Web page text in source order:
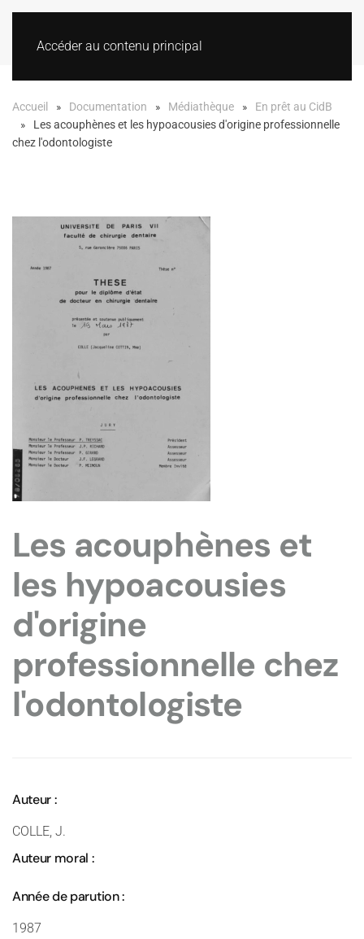
Accéder au contenu principal
Accueil Documentation Médiathèque
En prêt au CidB
Les acouphènes et les hypoacousies d'origine professionnelle
chez l'odontologiste
Les acouphènes et
les hypoacousies
d'origine
professionnelle chez
l'odontologiste
Auteur :
COLLE, J.
Auteur moral :
Année de parution :
1987